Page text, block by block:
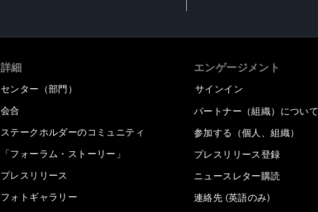
詳細
センター（部門）
会合
ステークホルダーのコミュニティ
「フォーラム・ストーリー」
プレスリリース
フォトギャラリー
エンゲージメント
サインイン
パートナー（組織）につい
参加する（個人、組織）
プレスリリース登録
ニュースレター購読
連絡先 (英語のみ)